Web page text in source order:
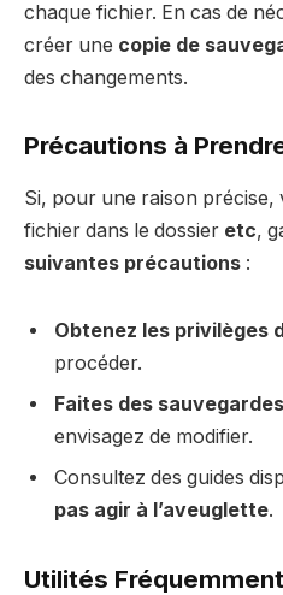
chaque fichier. En cas de
créer une copie de
des changements.
Précautions à
Si, pour une raison précise,
fichier dans le dossier etc,
suivantes précautions :
Obtenez les privilèges
procéder.
Faites des sauvegardes
envisagez de modifier.
Consultez des guides
pas agir à l’aveuglette.
Utilités